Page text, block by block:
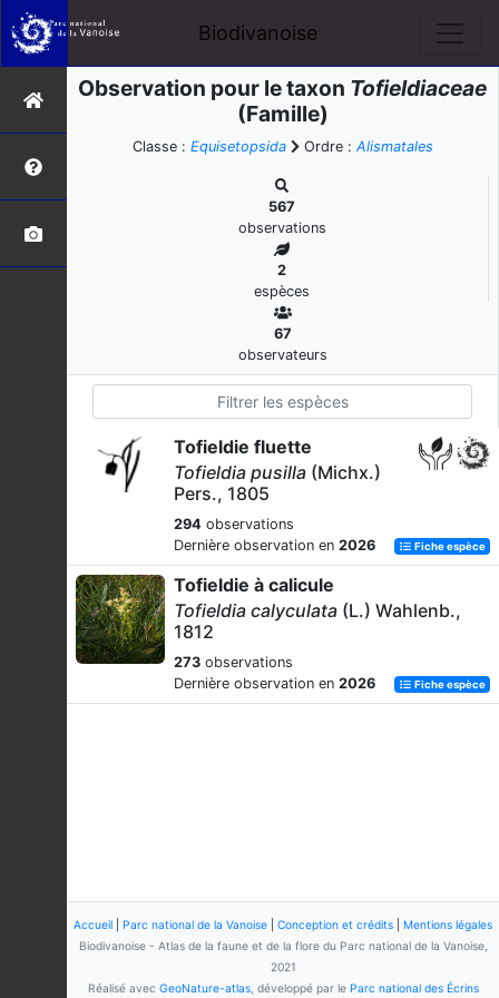
Biodivanoise
Observation pour le taxon Tofieldiaceae
(Famille)
Classe : Equisetopsida Ordre : Alismatales
567
observations
2
espèces
67
observateurs
Tofieldie fluette
Tofieldia pusilla (Michx.)
Pers., 1805
294 observations
Dernière observation en 2026 Fiche espèce
Tofieldie à calicule
Tofieldia calyculata (L.) Wahlenb.,
1812
273 observations
Dernière observation en 2026 Fiche espèce
Accueil Parc national de la Vanoise Conception et crédits
Mentions légales
Biodivanoise - Atlas de la faune et de la flore du Parc national de la Vanoise,
2021
Réalisé avec GeoNature-atlas, développé par le Parc national des Écrins